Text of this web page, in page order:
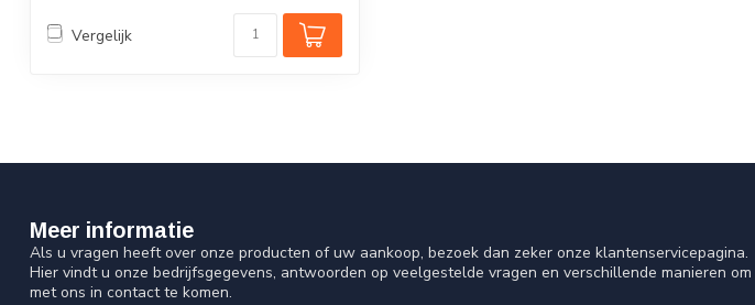
Vergelijk
Meer informatie
Als u vragen heeft over onze producten of uw aankoop, bezoek dan zeker onze klantenservicepagina.
Hier vindt u onze bedrijfsgegevens, antwoorden op veelgestelde vragen en verschillende manieren om
met ons in contact te komen.